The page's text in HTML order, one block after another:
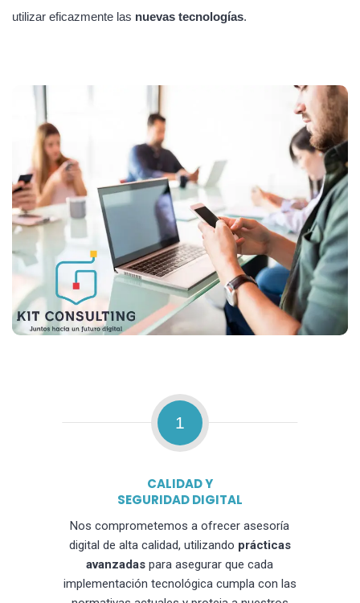
utilizar eficazmente las nuevas tecnologías.
1
CALIDAD Y
SEGURIDAD DIGITAL
Nos comprometemos a ofrecer asesoría
digital de alta calidad, utilizando prácticas
avanzadas para asegurar que cada
implementación tecnológica cumpla con las